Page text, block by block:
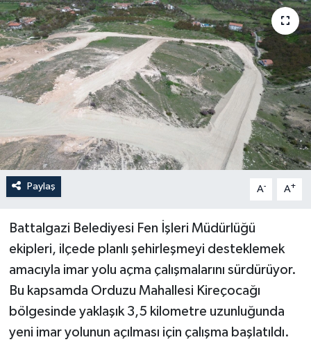
Paylaş A- A+
Battalgazi Belediyesi Fen İşleri Müdürlüğü
ekipleri, ilçede planlı şehirleşmeyi desteklemek
amacıyla imar yolu açma çalışmalarını sürdürüyor.
Bu kapsamda Orduzu Mahallesi Kireçocağı
bölgesinde yaklaşık 3,5 kilometre uzunluğunda
yeni imar yolunun açılması için çalışma başlatıldı.